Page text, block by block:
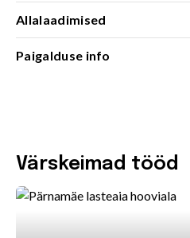
Allalaadimised
Paigalduse info
Värskeimad tööd